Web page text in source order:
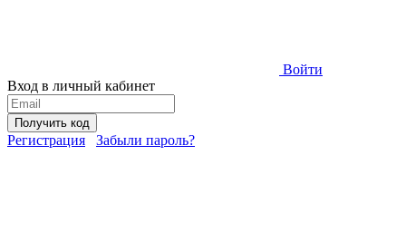
Войти
Вход в личный кабинет
Получить код
Регистрация Забыли пароль?